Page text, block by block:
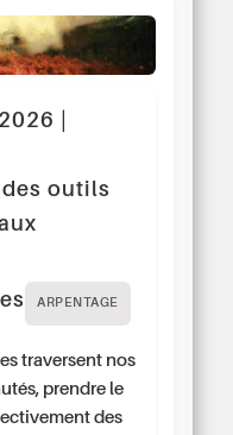
|
outils
ARPENTAGE
traversent nos
prendre le
des